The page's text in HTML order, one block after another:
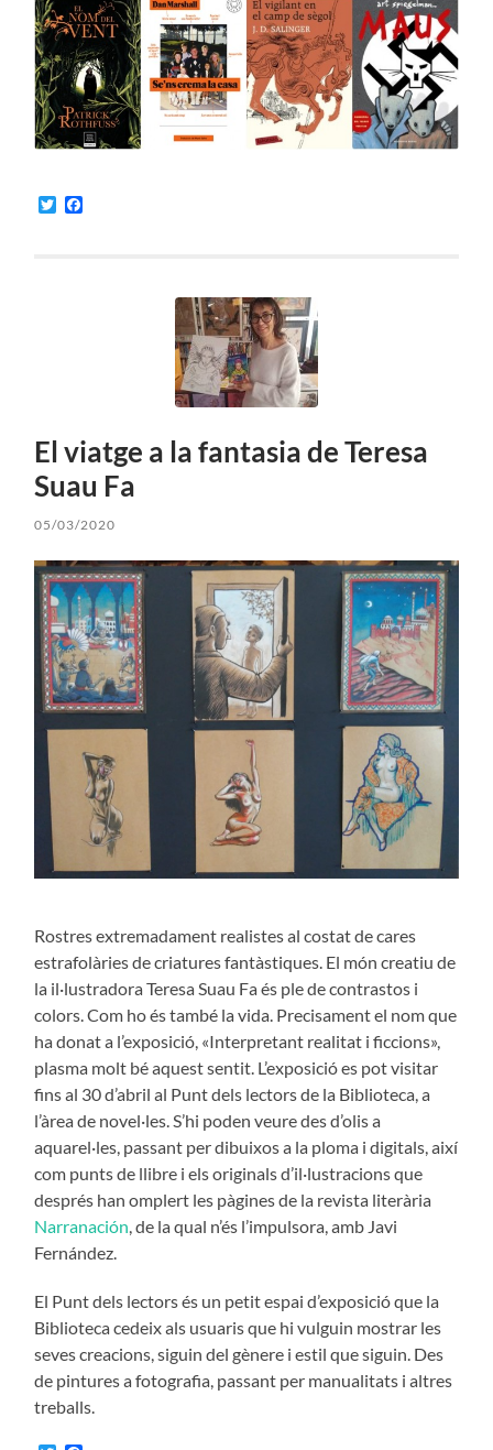
Twitter
El viatge a la fantasia de Teresa
Suau Fa
05/03/2020
Rostres extremadament realistes al costat de cares
estrafolàries de criatures fantàstiques. El món creatiu de
la il·lustradora Teresa Suau Fa és ple de contrastos i
colors. Com ho és també la vida. Precisament el nom que
ha donat a l’exposició, «Interpretant realitat i ficcions»,
plasma molt bé aquest sentit. L’exposició es pot visitar
fins al 30 d’abril al Punt dels lectors de la Biblioteca, a
l’àrea de novel·les. S’hi poden veure des d’olis a
aquarel·les, passant per dibuixos a la ploma i digitals, així
com punts de llibre i els originals d’il·lustracions que
després han omplert les pàgines de la revista literària
Narranación , de la qual n’és l’impulsora, amb Javi
Fernández.
El Punt dels lectors és un petit espai d’exposició que la
Biblioteca cedeix als usuaris que hi vulguin mostrar les
seves creacions, siguin del gènere i estil que siguin. Des
de pintures a fotografia, passant per manualitats i altres
treballs.